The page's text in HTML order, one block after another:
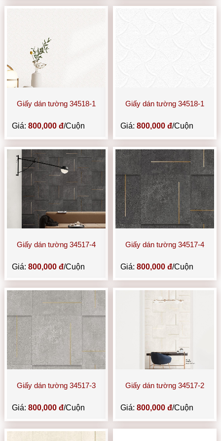
Giấy dán tường 34518-1
Giá:800,000 đ/Cuộn
Giấy dán tường 34518-1
Giá: 800,000 đ/Cuộn
Giấy dán tường 34517-4
Giá:800,000 đ/Cuộn
Giấy dán tường 34517-4
Giá: 800,000 đ/Cuộn
Giấy dán tường 34517-3
Giá:800,000 đ/Cuộn
Giấy dán tường 34517-2
Giá: 800,000 đ/Cuộn